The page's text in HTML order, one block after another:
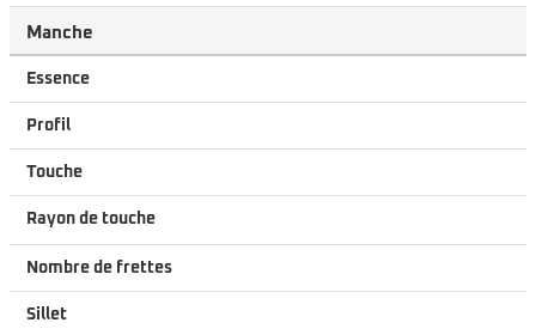
Manche
Essence
Profil
Touche
Rayon de touche
Nombre de frettes
Sillet